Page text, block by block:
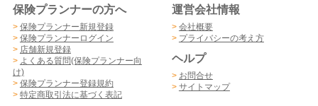
保険プランナーの方へ
> 保険プランナー新規登録
> 保険プランナーログイン
> 店舗新規登録
> よくある質問(保険プランナー向
け)
> 保険プランナー登録規約
> 特定商取引法に基づく表記
運営会社情報
> 会社概要
> プライバシーの考え方
ヘルプ
> お問合せ
> サイトマップ